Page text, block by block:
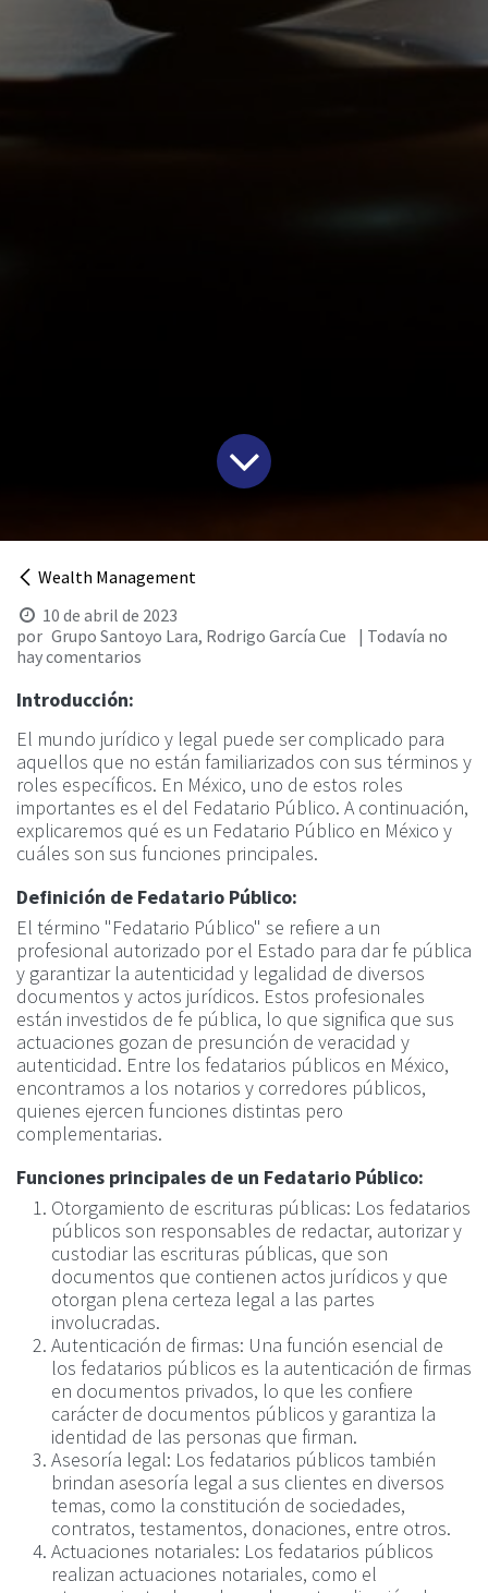
Wealth Management
10 de abril de 2023
por Grupo Santoyo Lara, Rodrigo García Cue
| Todavía no
hay comentarios
Introducción:
El mundo jurídico y legal puede ser complicado para
aquellos que no están familiarizados con sus términos y
roles específicos. En México, uno de estos roles
importantes es el del Fedatario Público. A continuación,
explicaremos qué es un Fedatario Público en México y
cuáles son sus funciones principales.
Definición de Fedatario Público:
El término "Fedatario Público" se refiere a un
profesional autorizado por el Estado para dar fe pública
y garantizar la autenticidad y legalidad de diversos
documentos y actos jurídicos. Estos profesionales
están investidos de fe pública, lo que significa que sus
actuaciones gozan de presunción de veracidad y
autenticidad. Entre los fedatarios públicos en México,
encontramos a los notarios y corredores públicos,
quienes ejercen funciones distintas pero
complementarias.
Funciones principales de un Fedatario Público:
Otorgamiento de escrituras públicas: Los fedatarios
públicos son responsables de redactar, autorizar y
custodiar las escrituras públicas, que son
documentos que contienen actos jurídicos y que
otorgan plena certeza legal a las partes
involucradas.
Autenticación de firmas: Una función esencial de
los fedatarios públicos es la autenticación de firmas
en documentos privados, lo que les confiere
carácter de documentos públicos y garantiza la
identidad de las personas que firman.
Asesoría legal: Los fedatarios públicos también
brindan asesoría legal a sus clientes en diversos
temas, como la constitución de sociedades,
contratos, testamentos, donaciones, entre otros.
Actuaciones notariales: Los fedatarios públicos
realizan actuaciones notariales, como el